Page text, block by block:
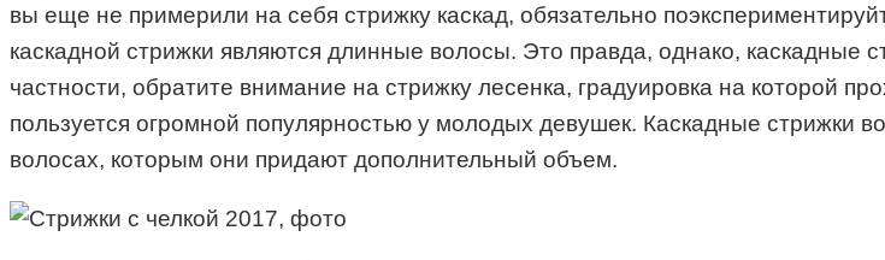
вы еще не примерили на себя стрижку каскад, обязательно
каскадной стрижки являются длинные волосы. Это правда, однако,
частности, обратите внимание на стрижку лесенка, градуировка на которой
пользуется огромной популярностью у молодых девушек. Каскадные стрижки
волосах, которым они придают дополнительный объем.